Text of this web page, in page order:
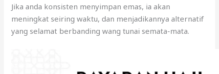
Jika anda konsisten menyimpan emas, ia akan
meningkat seiring waktu, dan menjadikannya alternatif
yang selamat berbanding wang tunai semata-mata.